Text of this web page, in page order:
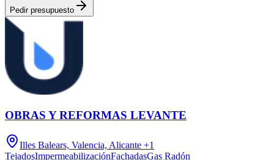
Pedir presupuesto
OBRAS Y REFORMAS LEVANTE
Illes Balears, Valencia, Alicante +1
TejadosImpermeabilizaciónFachadasGas Radón